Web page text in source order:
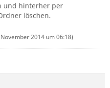
und hinterher per
löschen.
2014 um 06:18)